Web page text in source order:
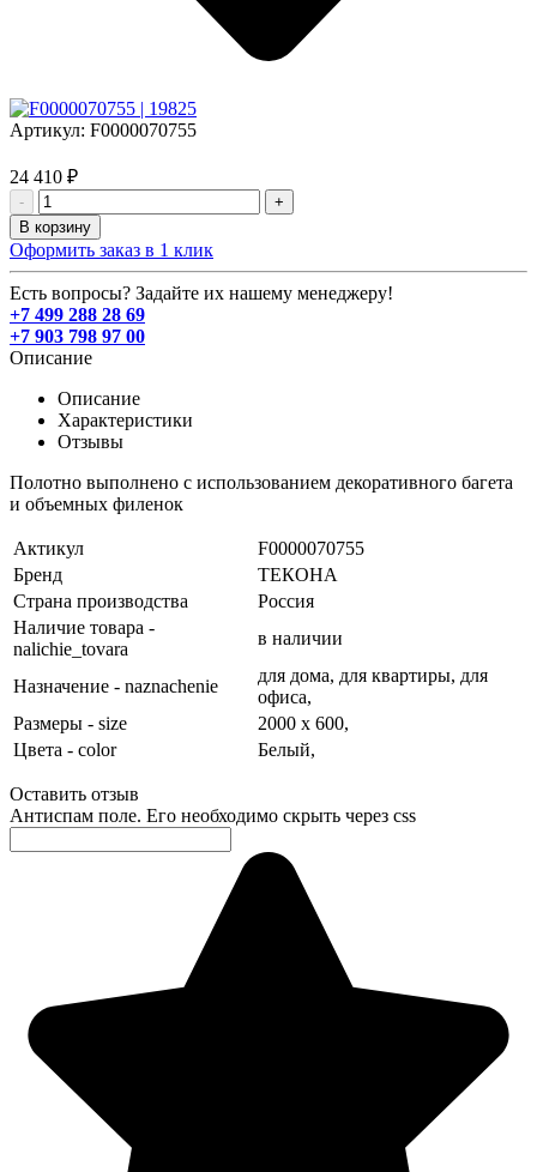
Артикул: F0000070755
24 410 ₽
-
+
В корзину
Оформить заказ в 1 клик
Есть вопросы? Задайте их нашему менеджеру!
+7 499 288 28 69
+7 903 798 97 00
Описание
Описание
Характеристики
Отзывы
Полотно выполнено с использованием декоративного багета
и объемных филенок
Актикул
F0000070755
Бренд
ТЕКОНА
Страна производства
Россия
Наличие товара -
nalichie_tovara
в наличии
Назначение - naznachenie
для дома, для квартиры, для
офиса,
Размеры - size
2000 х 600,
Цвета - color
Белый,
Оставить отзыв
Антиспам поле. Его необходимо скрыть через css